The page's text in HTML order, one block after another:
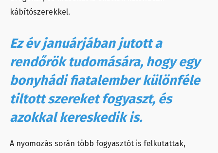
kábítószerekkel.
Ez év januárjában jutott a
rendőrök tudomására, hogy egy
bonyhádi fiatalember különféle
tiltott szereket fogyaszt, és
azokkal kereskedik is.
A nyomozás során több fogyasztót is felkutattak,